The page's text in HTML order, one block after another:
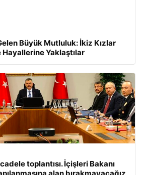
Büyük Mutluluk: İkiz Kızlar
Yaklaştılar
toplantısı. İçişleri Bakanı